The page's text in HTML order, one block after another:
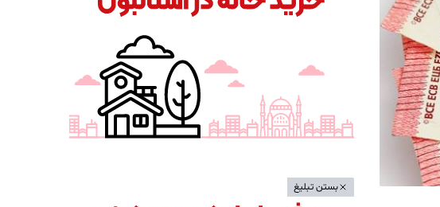
بستن تبلیغ